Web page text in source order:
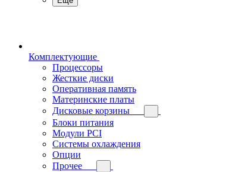
Комплектующие
Процессоры
Жесткие диски
Оперативная память
Материнские платы
Дисковые корзины
Блоки питания
Модули PCI
Системы охлаждения
Опции
Прочее